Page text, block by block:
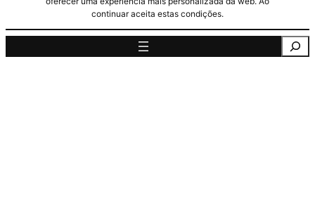
continuar aceita estas condições.